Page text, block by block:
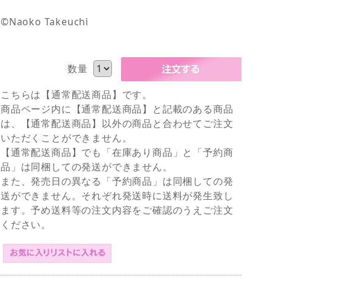
©Naoko Takeuchi
数量
こちらは【通常配送商品】です。
商品ページ内に【通常配送商品】と記載のある商品
は、【通常配送商品】以外の商品と合わせてご注文
いただくことができません。
【通常配送商品】でも「在庫あり商品」と「予約商
品」は同梱しての発送ができません。
また、発売日の異なる「予約商品」は同梱しての発
送ができません。それぞれ発送時に送料が発生致し
ます。予め送料等の注文内容をご確認のうえご注文
ください。